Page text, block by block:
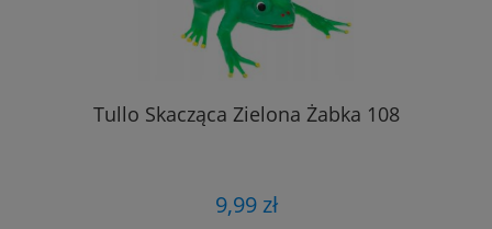
Tullo Skacząca Zielona Żabka 108
9,99 zł